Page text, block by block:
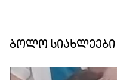
ბოლო სიახლეები